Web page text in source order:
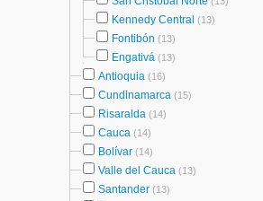
Kennedy Central (13)
Fontibón (13)
Engativá (13)
Antioquia (16)
Cundinamarca (15)
Risaralda (14)
Cauca (14)
Bolívar (14)
Valle del Cauca (13)
Santander (13)